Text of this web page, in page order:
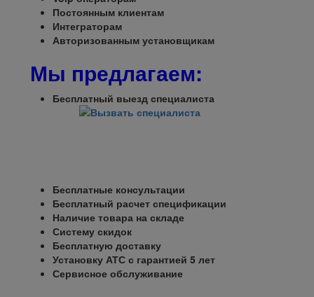
Постоянным клиентам
Интеграторам
Авторизованным установщикам
Мы предлагаем:
Бесплатный выезд специалиста
Бесплатные консультации
Бесплатный расчет спецификации
Наличие товара на складе
Систему скидок
Бесплатную доставку
Установку АТС с гарантией 5 лет
Сервисное обслуживание